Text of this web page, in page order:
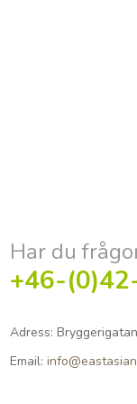
Har du
+46-
Adress:
Email: